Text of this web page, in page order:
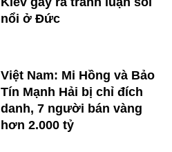
nổi ở Đức
Việt Nam: Mi Hồng và Bảo
Tín Mạnh Hải bị chỉ đích
danh, 7 người bán vàng
hơn 2.000 tỷ